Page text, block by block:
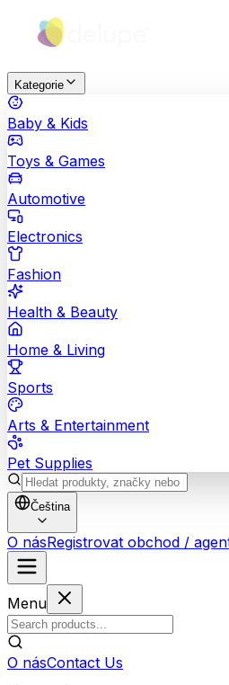
Kategorie
Baby & Kids
Toys & Games
Automotive
Electronics
Fashion
Health & Beauty
Home & Living
Sports
Arts & Entertainment
Pet Supplies
Čeština
O násRegistrovat obchod /
Menu
O násContact Us